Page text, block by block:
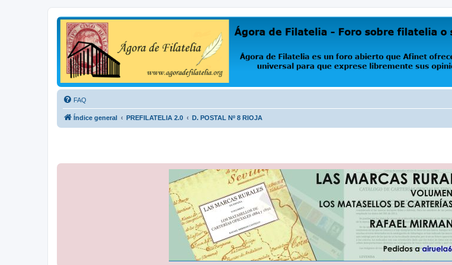
Ágora de Filatelia
Foro sobre filatelia o sobre lo que se tercie. Ágora de Filatelia es un foro abierto que Afinet ofrece a la comunidad filatélica universal
FAQ
Índice general PREFILATELIA 2.0 D. POSTAL Nº 8 RIOJA